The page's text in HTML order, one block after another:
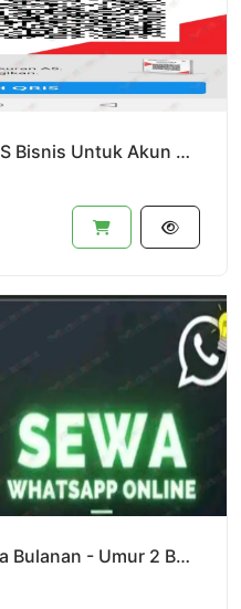
Jual Jasa Pembuatan QRIS Bisnis Untuk Akun Dana Anda
Jual Jasa Sewa Nomor Wa Bulanan - Umur 2 Bulan Sampai 2 tahun (Wa Business) Cocok Untuk Promo Massal